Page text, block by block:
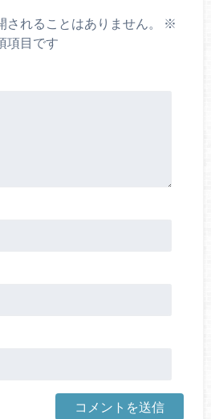
されることはありません。
※
項目です